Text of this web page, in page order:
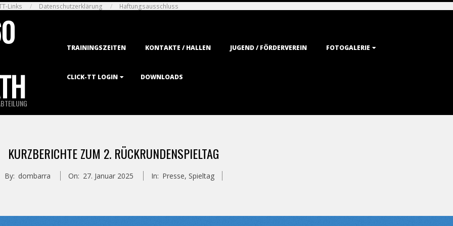
Links Datenschutzerklärung Haftungsausschluss
TRAININGSZEITEN KONTAKTE / HALLEN JUGEND / FÖRDERVEREIN FOTOGALERIE
CLICK-TT LOGIN DOWNLOADS
KURZBERICHTE ZUM 2. RÜCKRUNDENSPIELTAG
By: dombarra On: 27. Januar 2025 In: Presse, Spieltag